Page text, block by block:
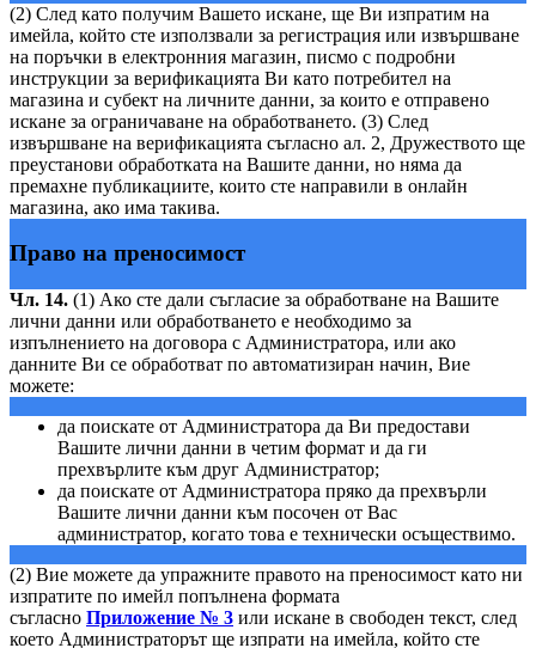
(2) След като получим Вашето искане, ще Ви изпратим на
имейла, който сте използвали за регистрация или извършване
на поръчки в електронния магазин, писмо с подробни
инструкции за верификацията Ви като потребител на
магазина и субект на личните данни, за които е отправено
искане за ограничаване на обработването. (3) След
извършване на верификацията съгласно ал. 2, Дружеството ще
преустанови обработката на Вашите данни, но няма да
премахне публикациите, които сте направили в онлайн
магазина, ако има такива.
Право на преносимост
Чл. 14. (1) Ако сте дали съгласие за обработване на Вашите
лични данни или обработването е необходимо за
изпълнението на договора с Администратора, или ако
данните Ви се обработват по автоматизиран начин, Вие
можете:
да поискате от Администратора да Ви предостави
Вашите лични данни в четим формат и да ги
прехвърлите към друг Администратор;
да поискате от Администратора пряко да прехвърли
Вашите лични данни към посочен от Вас
администратор, когато това е технически осъществимо.
(2) Вие можете да упражните правото на преносимост като ни
изпратите по имейл попълнена формата
съгласно Приложение № 3 или искане в свободен текст, след
което Администраторът ще изпрати на имейла, който сте